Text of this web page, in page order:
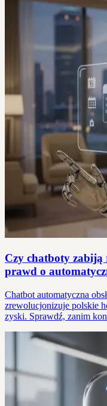
Czy chatboty zabiją
prawd o
Chatbot automatyczna
zrewolucjonizuje polskie
zyski. Sprawdź, zanim